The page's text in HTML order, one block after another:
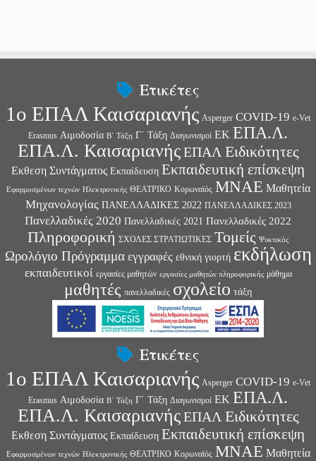
Ετικέτες
1ο ΕΠΑΛ Καισαριανής Asperger COVID-19 e-Vet
Erasmus Αιμοδοσία Β΄ Τάξη Γ΄ Τάξη Διαγωνισμοί ΕΚ ΕΠΑ.Λ.
ΕΠΑ.Λ. Καισαριανής ΕΠΑΛ Ειδικότητες
Εκθεση Συντάγματος Εκπαίδευση Εκπαιδευτική επίσκεψη
Εφαρμοσμένων τεχνών Ηλεκτρονικής ΘΕΑΤΡΙΚΟ Κορωναϊός ΜΝΑΕ Μαθητεία
Μηχανολογίας ΠΑΝΕΛΛΑΔΙΚΕΣ 2022 ΠΑΝΕΛΛΑΔΙΚΕΣ 2023
Πανελλαδικές 2020 Πανελλαδικές 2021 Πανελλαδικές 2022
Πληροφορική ΣΧΟΛΕΣ ΣΤΡΑΤΙΩΤΙΚΕΣ Τομείς Ψυκτικός
Ωρολόγιο Πρόγραμμα εγγραφές εθνική γιορτή εκδήλωση
εκπαιδευτικοί εργασίες μαθητών εργασίες μαθητών πληροφορικής μάθημα
μαθητές πανελλαδικές σχολείο τάξη
Ετικέτες
1ο ΕΠΑΛ Καισαριανής Asperger COVID-19 e-Vet
Erasmus Αιμοδοσία Β΄ Τάξη Γ΄ Τάξη Διαγωνισμοί ΕΚ ΕΠΑ.Λ.
ΕΠΑ.Λ. Καισαριανής ΕΠΑΛ Ειδικότητες
Εκθεση Συντάγματος Εκπαίδευση Εκπαιδευτική επίσκεψη
Εφαρμοσμένων τεχνών Ηλεκτρονικής ΘΕΑΤΡΙΚΟ Κορωναϊός ΜΝΑΕ Μαθητεία